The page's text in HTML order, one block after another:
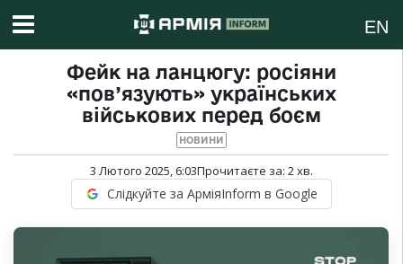
EN
Фейк на ланцюгу: росіяни
«пов’язують» українських
військових перед боєм
НОВИНИ
3 Лютого 2025, 6:03Прочитаєте за: 2хв.
Слідкуйте за АрміяInform в Google